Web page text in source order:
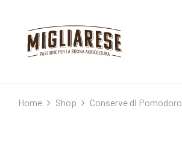
Home Shop Conserve di Pomodoro